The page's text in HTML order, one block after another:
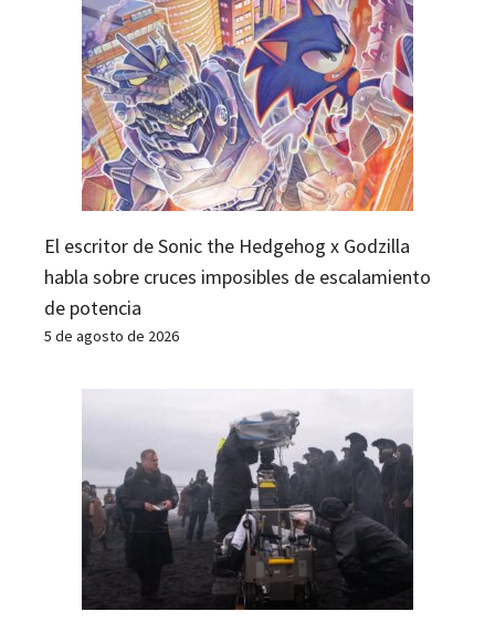
El escritor de Sonic the Hedgehog x Godzilla
habla sobre cruces imposibles de escalamiento
de potencia
5 de agosto de 2026